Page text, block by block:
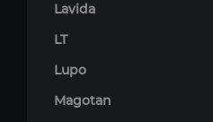
Lavida
LT
Lupo
Magotan